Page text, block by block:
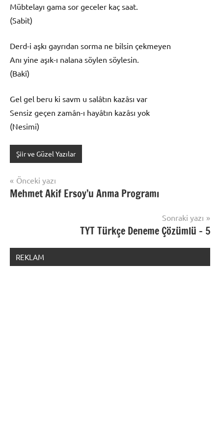
Mübtelayı gama sor geceler kaç saat.
(Sabit)
Derd-i aşkı gayrıdan sorma ne bilsin çekmeyen
Anı yine aşık-ı nalana söylen söylesin.
(Bakî)
Gel gel beru ki savm u salâtın kazâsı var
Sensiz geçen zamân-ı hayâtın kazâsı yok
(Nesimi)
Şiir ve Güzel Yazılar
Yazı
gezinmesi
Önceki yazı
Mehmet Akif Ersoy’u Anma Programı
Sonraki yazı
TYT Türkçe Deneme Çözümlü – 5
REKLAM